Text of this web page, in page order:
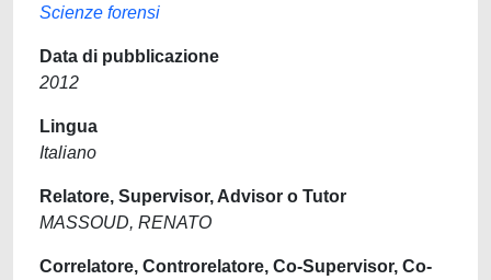
Scienze forensi
Data di pubblicazione
2012
Lingua
Italiano
Relatore, Supervisor, Advisor o Tutor
MASSOUD, RENATO
Correlatore, Controrelatore, Co-Supervisor, Co-